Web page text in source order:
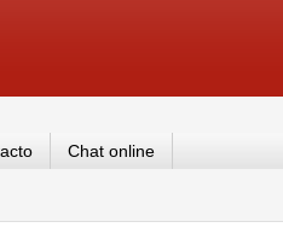
Chat online